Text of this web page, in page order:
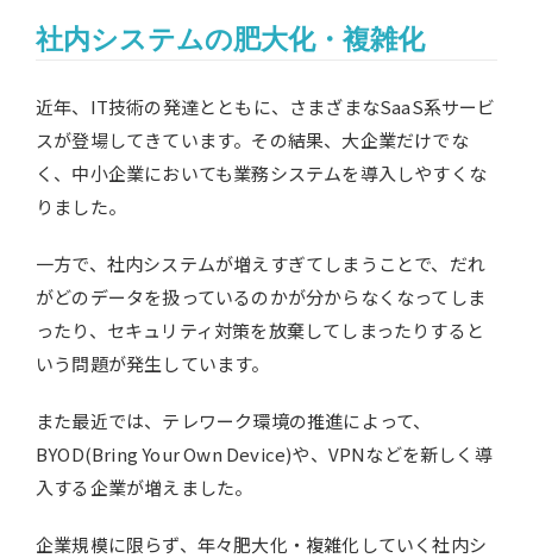
社内システムの肥大化・複雑化
近年、IT技術の発達とともに、さまざまなSaaS系サービ
スが登場してきています。その結果、大企業だけでな
く、中小企業においても業務システムを導入しやすくな
りました。
一方で、社内システムが増えすぎてしまうことで、だれ
がどのデータを扱っているのかが分からなくなってしま
ったり、セキュリティ対策を放棄してしまったりすると
いう問題が発生しています。
また最近では、テレワーク環境の推進によって、
BYOD(Bring Your Own Device)や、VPNなどを新しく導
入する企業が増えました。
企業規模に限らず、年々肥大化・複雑化していく社内シ